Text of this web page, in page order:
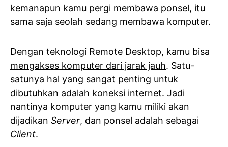
kemanapun kamu pergi membawa ponsel, itu
sama saja seolah sedang membawa komputer.
Dengan teknologi Remote Desktop, kamu bisa
mengakses komputer dari jarak jauh. Satu-
satunya hal yang sangat penting untuk
dibutuhkan adalah koneksi internet. Jadi
nantinya komputer yang kamu miliki akan
dijadikan Server, dan ponsel adalah sebagai
Client.